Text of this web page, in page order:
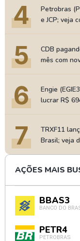
4
Petrobras
e JCP; veja
5
CDB
mês com
6
Engie
lucrar R$
7
TRXF11
Brasil; veja
AÇÕES MAIS
BBAS3
BANCO DO
PETR4
PETROBRAS